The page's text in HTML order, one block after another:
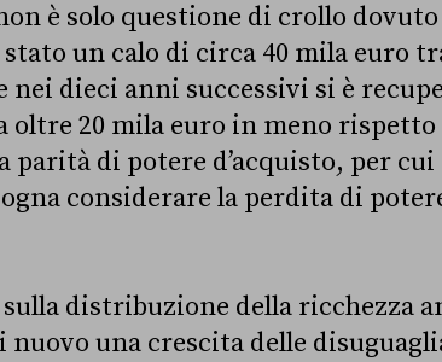
è solo questione di crollo
stato un calo di circa 40 mila euro
nei dieci anni successivi si è
oltre 20 mila euro in meno
parità di potere d’acquisto, per
considerare la perdita di
distribuzione della ricchezza
una crescita delle